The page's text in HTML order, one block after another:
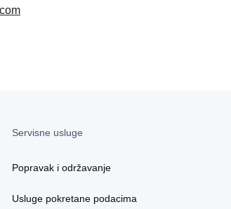
Servisne usluge
Popravak i održavanje
Usluge pokretane podacima